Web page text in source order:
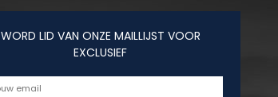
WORD LID VAN ONZE MAILLIJST VOOR
EXCLUSIEF